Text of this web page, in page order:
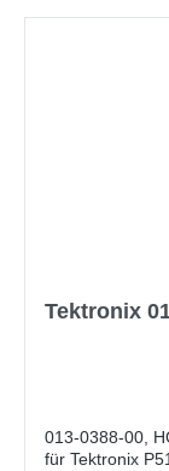
Tektronix
013-0388-00,
für Tektronix